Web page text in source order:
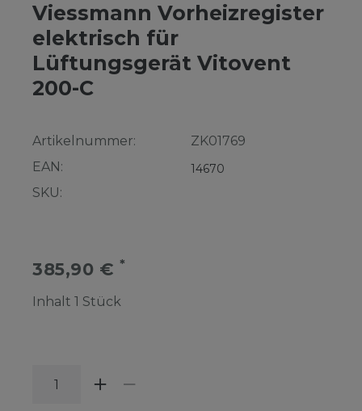
Viessmann Vorheizregister
elektrisch für
Lüftungsgerät Vitovent
200-C
Artikelnummer:
EAN:
SKU:
ZK01769
14670
385,90 € *
Inhalt 1 Stück